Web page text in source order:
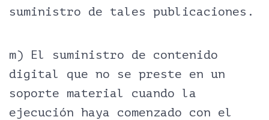
suministro de tales publicaciones.
m) El suministro de contenido
digital que no se preste en un
soporte material cuando la
ejecución haya comenzado con el